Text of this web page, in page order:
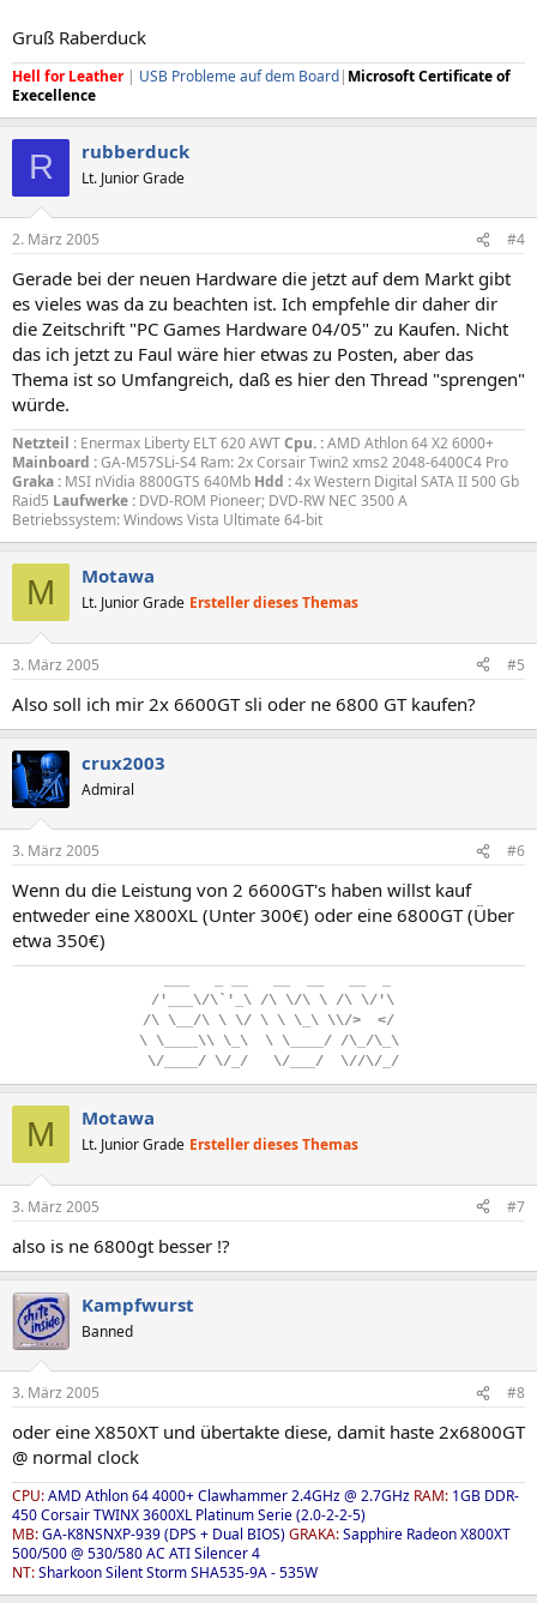
Gruß Raberduck
Hell for Leather| USB Probleme auf dem Board| Microsoft Certificate of
Execellence
R rubberduck
Lt. Junior Grade
2. März 2005 #4
Gerade bei der neuen Hardware die jetzt auf dem Markt gibt
es vieles was da zu beachten ist. Ich empfehle dir daher dir
die Zeitschrift "PC Games Hardware 04/05" zu Kaufen. Nicht
das ich jetzt zu Faul wäre hier etwas zu Posten, aber das
Thema ist so Umfangreich, daß es hier den Thread "sprengen"
würde.
Netzteil : Enermax Liberty ELT 620 AWTCpu. :AMD Athlon 64 X2 6000+
Mainboard :GA-M57SLi-S4 Ram: 2x Corsair Twin2 xms2 2048-6400C4 Pro
Graka : MSI nVidia 8800GTS 640Mb Hdd :4x Western Digital SATA II 500 Gb
Raid5 Laufwerke : DVD-ROM Pioneer; DVD-RW NEC 3500 A
Betriebssystem: Windows Vista Ultimate 64-bit
M Motawa
Lt. Junior Grade Ersteller dieses Themas
3. März 2005 #5
Also soll ich mir 2x 6600GT sli oder ne 6800 GT kaufen?
crux2003
Admiral
3. März 2005 #6
Wenn du die Leistung von 2 6600GT's haben willst kauf
entweder eine X800XL (Unter 300€) oder eine 6800GT (Über
etwa 350€)
/'___\/\`'_\ /\ \/\ \ /\ \/'\
/\ \__/\ \ \/ \ \ \_\ \\/>
</
\. \____\\. \_\.. \. \____/ /\_/\_\
\/____/ \/_/ \/___/ \//\/_/
M Motawa
Lt. Junior Grade Ersteller dieses Themas
3. März 2005 #7
also is ne 6800gt besser !?
Kampfwurst
Banned
3. März 2005 #8
oder eine X850XT und übertakte diese, damit haste 2x6800GT
@ normal clock
CPU:AMD Athlon 64 4000+ Clawhammer 2.4GHz @ 2.7GHz RAM: 1GB DDR-
450 Corsair TWINX 3600XL Platinum Serie (2.0-2-2-5)
MB:GA-K8NSNXP-939 (DPS + Dual BIOS)GRAKA:Sapphire Radeon X800XT
500/500 @ 530/580 AC ATI Silencer 4
NT:Sharkoon Silent Storm SHA535-9A - 535W